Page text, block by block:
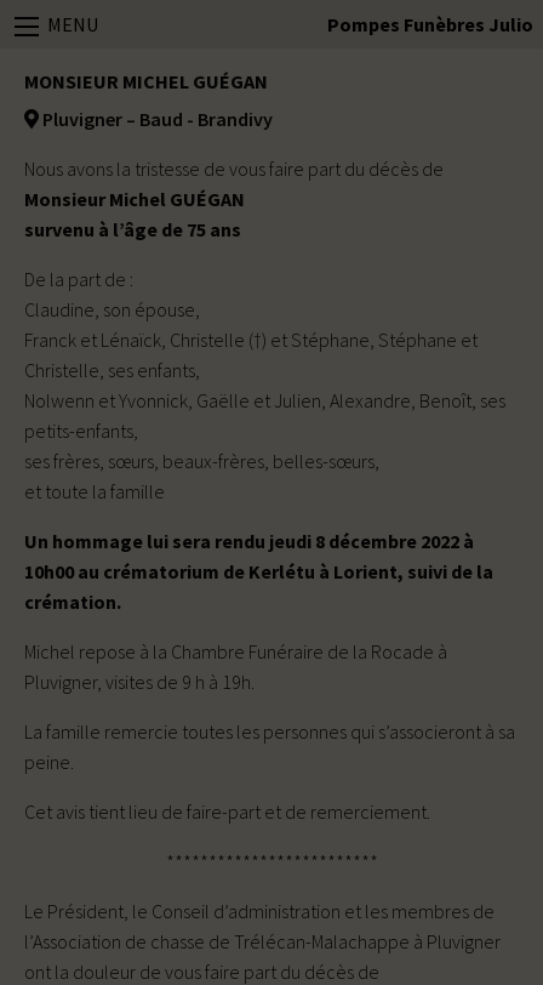
MENU Pompes Funèbres Julio
MONSIEUR MICHEL GUÉGAN
Pluvigner – Baud - Brandivy
Nous avons la tristesse de vous faire part du décès de
Monsieur Michel GUÉGAN
survenu à l’âge de 75 ans
De la part de :
Claudine, son épouse,
Franck et Lénaïck, Christelle (†) et Stéphane, Stéphane et
Christelle, ses enfants,
Nolwenn et Yvonnick, Gaëlle et Julien, Alexandre, Benoît, ses
petits-enfants,
ses frères, sœurs, beaux-frères, belles-sœurs,
et toute la famille
Un hommage lui sera rendu jeudi 8 décembre 2022 à
10h00 au crématorium de Kerlétu à Lorient, suivi de la
crémation.
Michel repose à la Chambre Funéraire de la Rocade à
Pluvigner, visites de 9 h à 19h.
La famille remercie toutes les personnes qui s’associeront à sa
peine.
Cet avis tient lieu de faire-part et de remerciement.
*************************
Le Président, le Conseil d’administration et les membres de
l’Association de chasse de Trélécan-Malachappe à Pluvigner
ont la douleur de vous faire part du décès de